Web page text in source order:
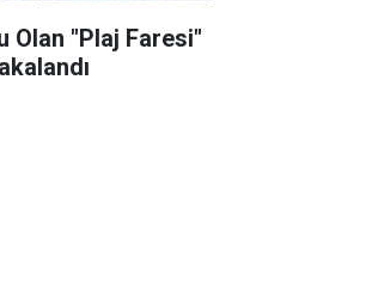
Olan "Plaj Faresi"